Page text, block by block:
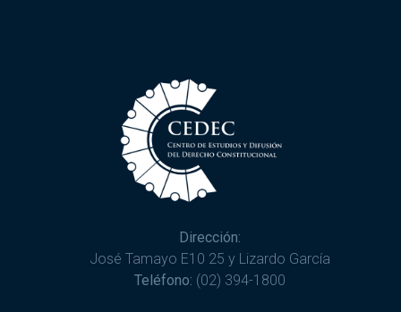
Dirección:
José Tamayo E10 25 y Lizardo García
Teléfono: (02) 394-1800